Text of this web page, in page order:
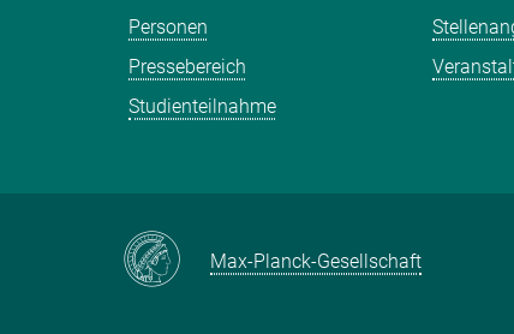
Personen
Pressebereich
Studienteilnahme
Max-Planck-Gesellschaft